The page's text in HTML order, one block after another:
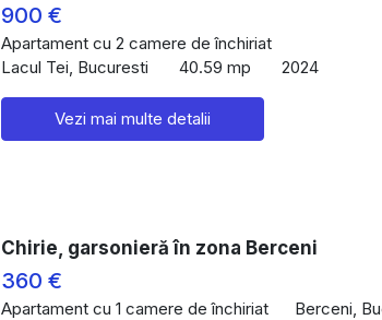
900 €
Apartament cu 2 camere de închiriat
Lacul Tei, Bucuresti
40.59 mp 2024
Vezi mai multe detalii
Chirie, garsonieră în zona Berceni
360 €
Apartament cu 1 camere de închiriat Berceni,